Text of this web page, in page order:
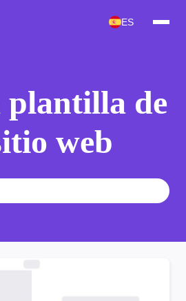
ES
plantilla de
web